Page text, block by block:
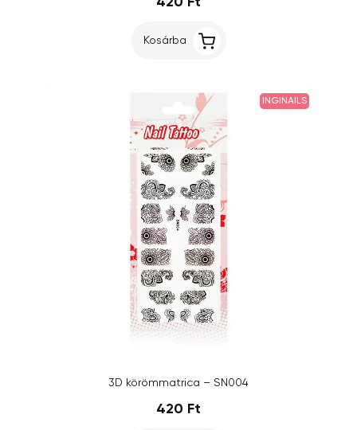
Kosárba
INGINAILS
3D körömmatrica – SN004
420 Ft